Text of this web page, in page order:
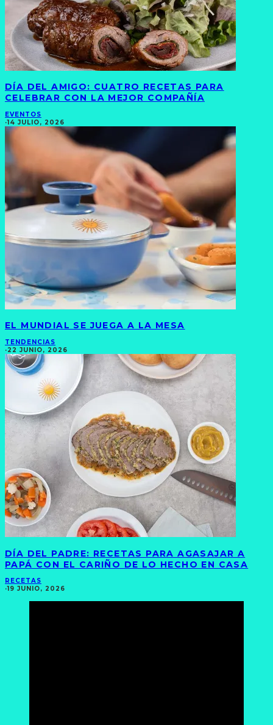
DÍA DEL AMIGO: CUATRO RECETAS PARA
CELEBRAR CON LA MEJOR COMPAÑÍA
EVENTOS
·14 JULIO, 2026
EL MUNDIAL SE JUEGA A LA MESA
TENDENCIAS
·22 JUNIO, 2026
DÍA DEL PADRE: RECETAS PARA AGASAJAR A
PAPÁ CON EL CARIÑO DE LO HECHO EN CASA
RECETAS
·19 JUNIO, 2026